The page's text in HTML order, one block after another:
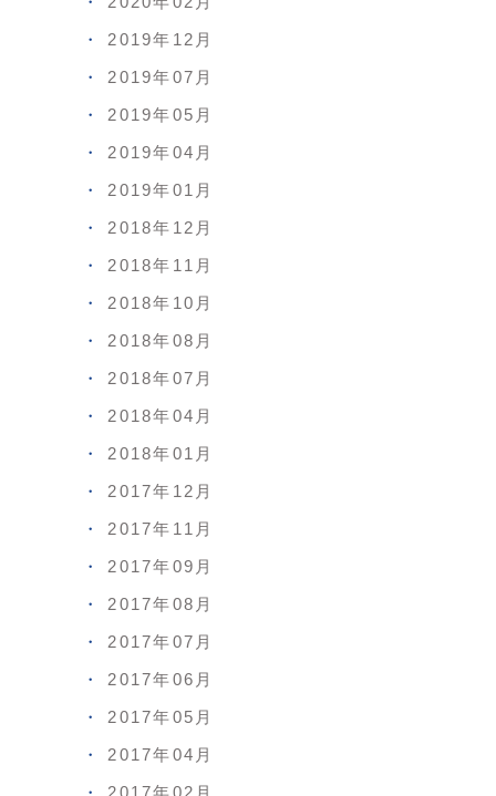
2019年12月
2019年07月
2019年05月
2019年04月
2019年01月
2018年12月
2018年11月
2018年10月
2018年08月
2018年07月
2018年04月
2018年01月
2017年12月
2017年11月
2017年09月
2017年08月
2017年07月
2017年06月
2017年05月
2017年04月